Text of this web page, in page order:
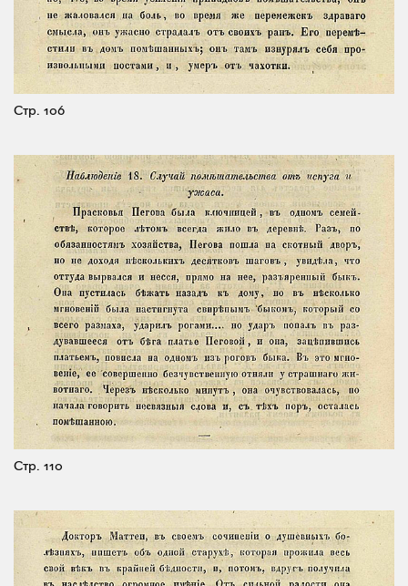
Стр. 106
Стр. 110